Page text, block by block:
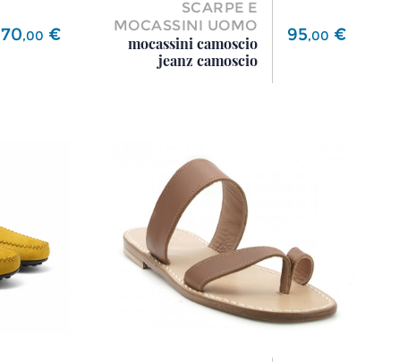
Prezzo
70,00 €
SCARPE E
MOCASSINI UOMO
mocassini camoscio
jeanz camoscio
Prezzo
95,00 €